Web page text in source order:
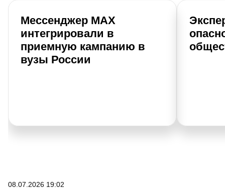
Мессенджер МАХ
интегрировали в
приемную кампанию в
вузы России
08.07.2026 19:02